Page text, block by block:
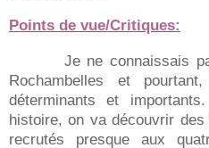
Points de vue/Critiques:
Je ne connaissais
Rochambelles et
déterminants et
histoire, on va découvrir
recrutés presque aux